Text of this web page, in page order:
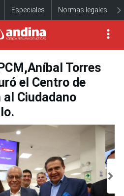
Especiales Normas legales
Torres
el Centro de
Ciudadano